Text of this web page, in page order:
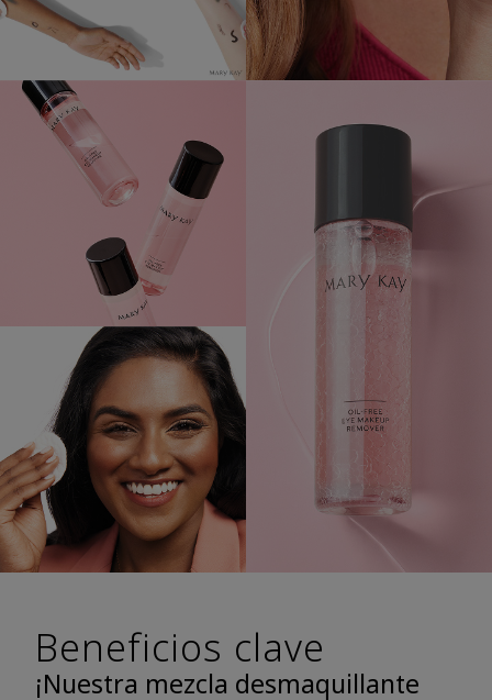
Beneficios clave
¡Nuestra mezcla desmaquillante